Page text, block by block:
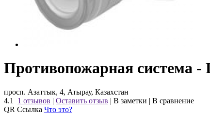
Противопожарная система
просп. Азаттык, 4, Атырау, Казахстан
4.1
1 отзывов | Оставить отзыв | В заметки | В сравнение
QR Ссылка Что это?